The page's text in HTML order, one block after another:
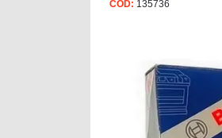
CÓD: 135736